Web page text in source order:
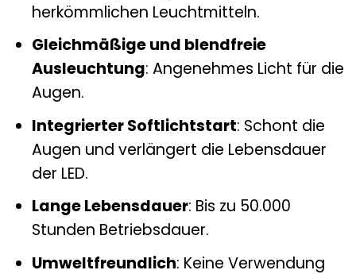
herkömmlichen Leuchtmitteln.
Gleichmäßige und blendfreie
Ausleuchtung: Angenehmes Licht für die
Augen.
Integrierter Softlichtstart: Schont die
Augen und verlängert die Lebensdauer
der LED.
Lange Lebensdauer: Bis zu 50.000
Stunden Betriebsdauer.
Umweltfreundlich: Keine Verwendung